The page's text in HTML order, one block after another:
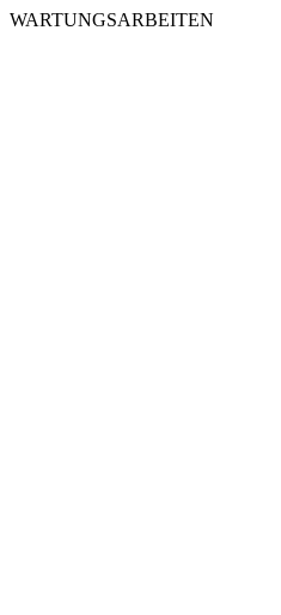
WARTUNGSARBEITEN